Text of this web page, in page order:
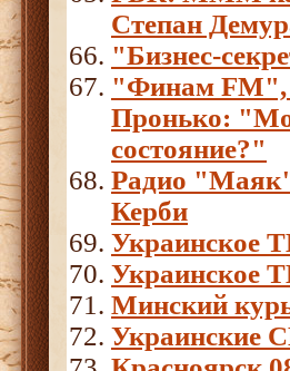
Степан
"Бизнес-
"Финам FM",
Пронько:
состояние?"
Радио
Керби
Украинское
Украинское
Минский
Украинские